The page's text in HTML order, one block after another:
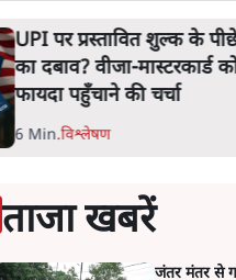
UPI पर प्रस्तावित शुल्क के
का दबाव? वीजा-मास्टरकार्ड
फायदा पहुँचाने की चर्चा
6 Min.विश्लेषण
ताजा खबरें
जंतर मंतर से